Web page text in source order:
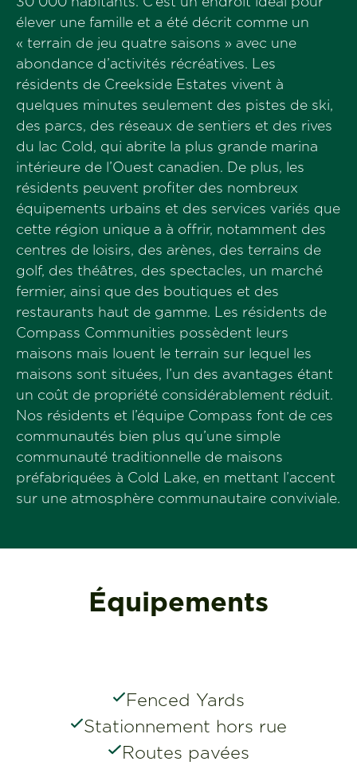
élever une famille et a été décrit comme un
« terrain de jeu quatre saisons » avec une
abondance d’activités récréatives. Les
résidents de Creekside Estates vivent à
quelques minutes seulement des pistes de ski,
des parcs, des réseaux de sentiers et des rives
du lac Cold, qui abrite la plus grande marina
intérieure de l’Ouest canadien. De plus, les
résidents peuvent profiter des nombreux
équipements urbains et des services variés que
cette région unique a à offrir, notamment des
centres de loisirs, des arènes, des terrains de
golf, des théâtres, des spectacles, un marché
fermier, ainsi que des boutiques et des
restaurants haut de gamme. Les résidents de
Compass Communities possèdent leurs
maisons mais louent le terrain sur lequel les
maisons sont situées, l’un des avantages étant
un coût de propriété considérablement réduit.
Nos résidents et l’équipe Compass font de ces
communautés bien plus qu’une simple
communauté traditionnelle de maisons
préfabriquées à Cold Lake, en mettant l’accent
sur une atmosphère communautaire conviviale.
Équipements
Fenced Yards
Stationnement hors rue
Routes pavées